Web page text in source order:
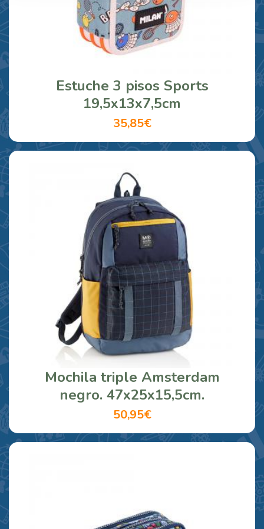
Estuche 3 pisos Sports
19,5x13x7,5cm
35,85€
Mochila triple Amsterdam
negro. 47x25x15,5cm.
50,95€